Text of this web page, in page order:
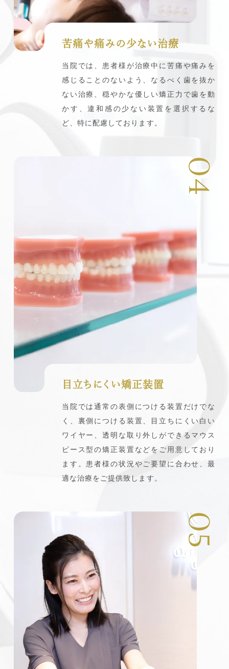
苦痛や痛みの少ない治療
当院では、患者様が治療中に苦痛や痛みを
感じることのないよう、なるべく歯を抜か
ない治療、穏やかな優しい矯正力で歯を動
かす、違和感の少ない装置を選択するな
ど、特に配慮しております。
目立ちにくい矯正装置
当院では通常の表側につける装置だけでな
く、裏側につける装置、目立ちにくい白い
ワイヤー、透明な取り外しができるマウス
ピース型の矯正装置などをご用意しており
ます。患者様の状況やご要望に合わせ、最
適な治療をご提供致します。